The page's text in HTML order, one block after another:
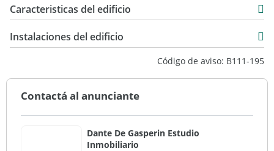
Caracteristicas del edificio
2
Instalaciones del edificio
Código de aviso: B111-195
Contactá al anunciante
Dante De Gasperin Estudio
Inmobiliario